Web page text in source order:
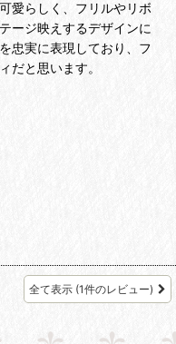
愛らしく、フリルやリボ
ージ映えするデザインに
忠実に表現しており、フ
だと思います。
全て表示 (1件のレビュー)